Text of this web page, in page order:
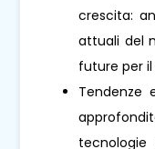
crescita:
attuali del
future per il
Tendenze